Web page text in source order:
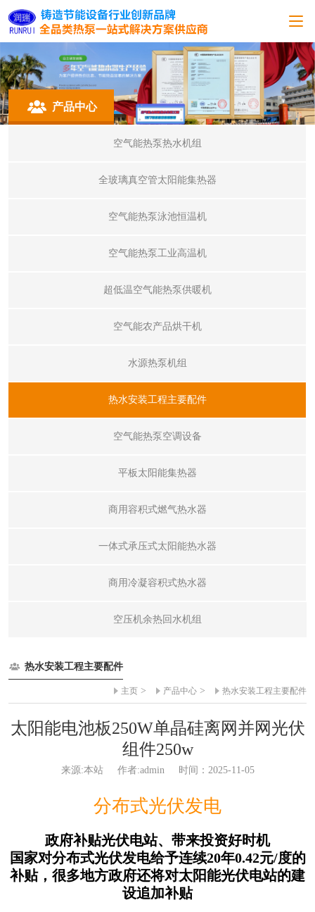
产品中心
空气能热泵热水机组
全玻璃真空管太阳能集热器
空气能热泵泳池恒温机
空气能热泵工业高温机
超低温空气能热泵供暖机
空气能农产品烘干机
水源热泵机组
热水安装工程主要配件
空气能热泵空调设备
平板太阳能集热器
商用容积式燃气热水器
一体式承压式太阳能热水器
商用冷凝容积式热水器
空压机余热回水机组
热水安装工程主要配件
主页 > 产品中心 > 热水安装工程主要配件
太阳能电池板250W单晶硅离网并网光伏
组件250w
来源:本站 作者:admin 时间：2025-11-05
分布式光伏发电
政府补贴光伏电站、带来投资好时机
国家对分布式光伏发电给予连续20年0.42元/度的
补贴，很多地方政府还将对太阳能光伏电站的建
设追加补贴